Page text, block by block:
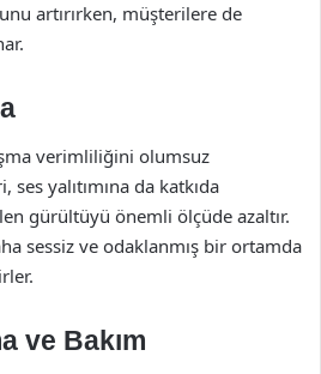
artırırken, müşterilere de
verimliliğini olumsuz
yalıtımına da katkıda
gürültüyü önemli ölçüde azaltır.
sessiz ve odaklanmış bir ortamda
ve Bakım